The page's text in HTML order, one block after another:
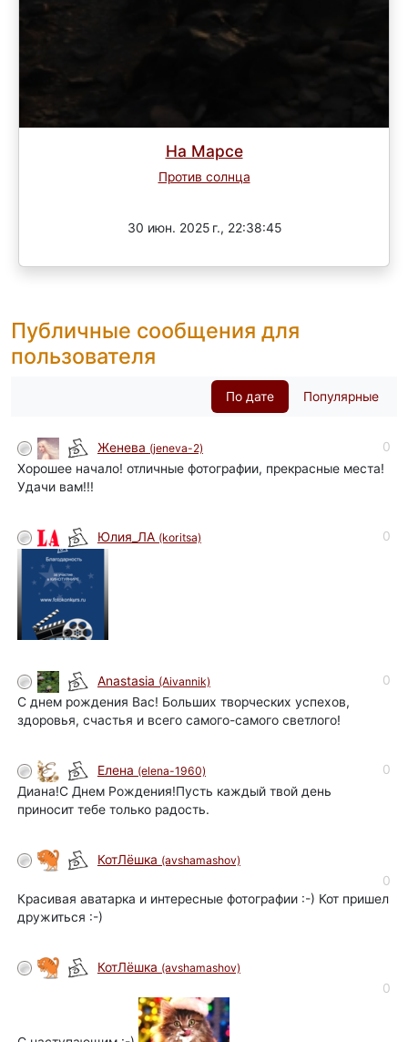
На Марсе
Против солнца
30 июн. 2025 г., 22:38:45
Публичные сообщения для
пользователя
По дате Популярные
Женева (jeneva-2)
0
Хорошее начало! отличные фотографии, прекрасные места!
Удачи вам!!!
Юлия_ЛА (koritsa) 0
Anastasia (Aivannik)
0
С днем рождения Вас! Больших творческих успехов,
здоровья, счастья и всего самого-самого светлого!
Елена (elena-1960)
0
Диана!С Днем Рождения!Пусть каждый твой день
приносит тебе только радость.
КотЛёшка (avshamashov)
0
Красивая аватарка и интересные фотографии :-) Кот пришел
дружиться :-)
КотЛёшка (avshamashov)
0